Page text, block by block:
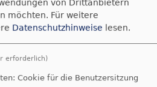
Ana-Paula Sena,
Schwabacher Gospelchor
von Drittanbietern
möchten. Für weitere
Datenschutzhinweise lesen.
erforderlich)
Cookie für die Benutzersitzung